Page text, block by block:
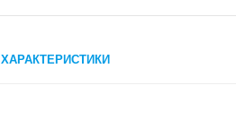
ХАРАКТЕРИСТИКИ